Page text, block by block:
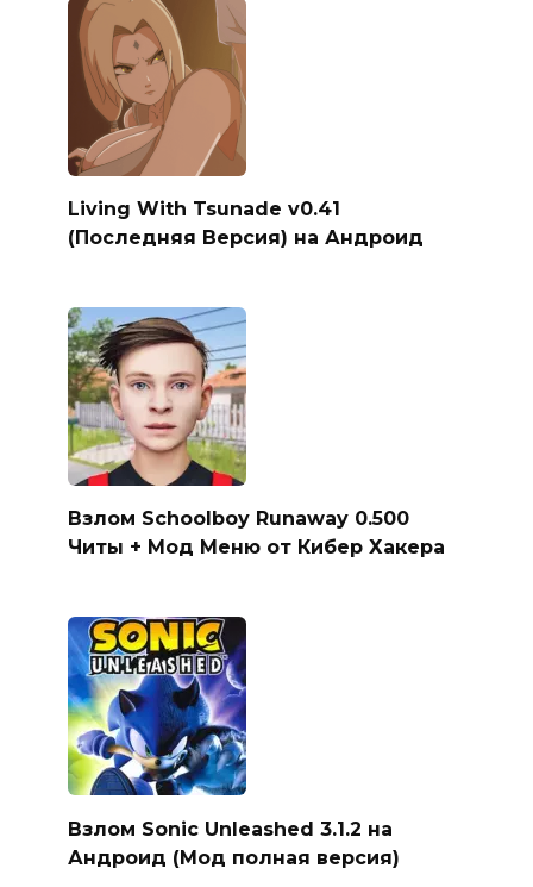
Living With Tsunade v0.41
(Последняя Версия) на Андроид
Взлом Schoolboy Runaway 0.500
Читы + Мод Меню от Кибер Хакера
Взлом Sonic Unleashed 3.1.2 на
Андроид (Мод полная версия)